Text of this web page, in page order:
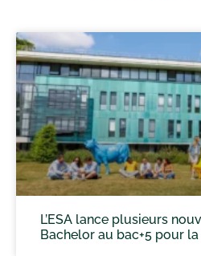
L’ESA lance plusieurs
Bachelor au bac+5 pour